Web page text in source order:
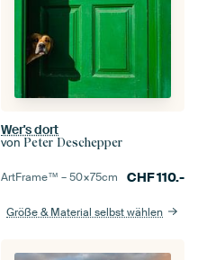
Wer's dort
von Peter Deschepper
ArtFrame™ –50×75cm CHF110.-
Größe & Material selbst wählen